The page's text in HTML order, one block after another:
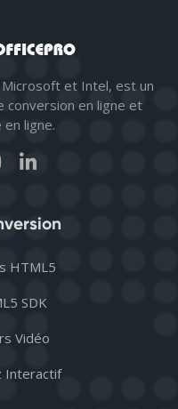
et Intel, est un
conversion en ligne et
ligne.
HTML5
SDK
Vidéo
Interactif